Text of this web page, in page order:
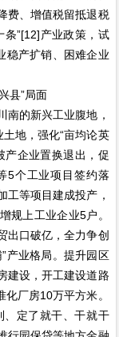
费、增值税留抵退税
条”[12]产业政策，试
稳产扩销、困难企业
县”局面
的新兴工业腹地，
地，强化“亩均论英
产企业置换退出，促
5个工业项目签约落
工等项目建成投产，
规上工业企业5户。
出口破亿，全力争创
产业格局。提升园区
建设，开工建设道路
厂房10万平方米。
、定了就干、干就干